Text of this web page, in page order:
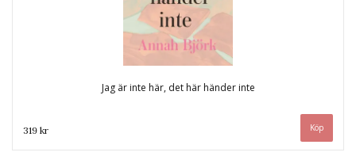
Jag är inte här, det här händer inte
319 kr